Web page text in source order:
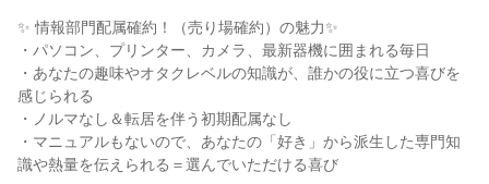
✨ 情報部門配属確約！（売り場確約）の魅力✨
・パソコン、プリンター、カメラ、最新器機に囲まれる毎日
・あなたの趣味やオタクレベルの知識が、誰かの役に立つ喜びを
感じられる
・ノルマなし＆転居を伴う初期配属なし
・マニュアルもないので、あなたの「好き」から派生した専門知
識や熱量を伝えられる＝選んでいただける喜び